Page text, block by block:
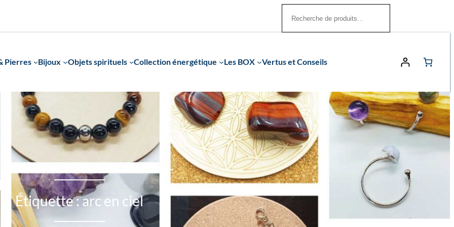
Pierres Bijoux Objets spirituels Collection énergétique Les BOX Vertus et Conseils
Étiquette :arc en ciel